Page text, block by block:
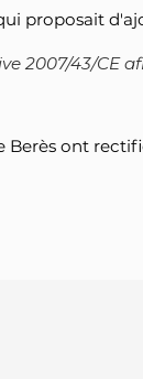
proposait
2007/43/CE
Berès ont